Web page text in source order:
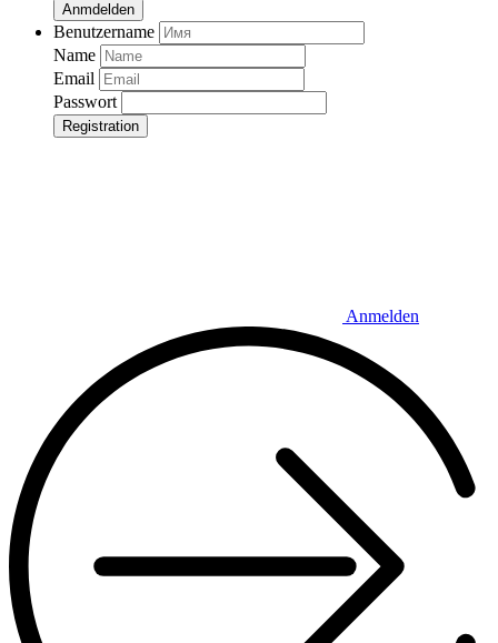
Anmdelden
Benutzername
Name
Email
Passwort
Registration
Anmelden